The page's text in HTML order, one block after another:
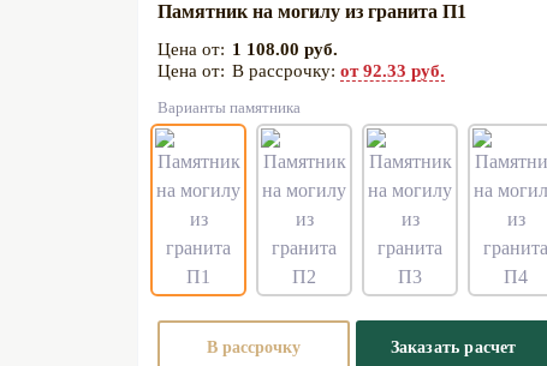
Памятник на могилу из гранита П1
1 108.00 руб.
В рассрочку: от 92.33 руб.
Варианты памятника
В рассрочку Заказать расчет